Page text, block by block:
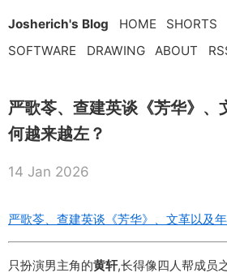
Josherich's Blog HOME SHORTS
SOFTWARE
DRAWING ABOUT
严歌苓、查建英谈《芳华》、
何越来越左？
14 Jan 2026
严歌苓、查建英谈《芳华》、文革以及
只扮演男主角的黄轩,长得像四人帮成员